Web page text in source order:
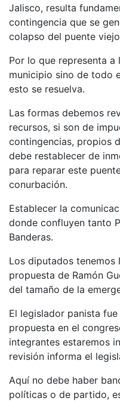
Jalisco, resulta
contingencia que se
colapso del puente
Por lo que representa
municipio sino de todo
esto se resuelva.
Las formas debemos
recursos, si son de
contingencias, propios
debe restablecer de
para reparar este
conurbación.
Establecer la
donde confluyen tanto
Banderas.
Los diputados tenemos
propuesta de Ramón
del tamaño de la
El legislador panista
propuesta en el
integrantes estaremos
revisión informa el
Aquí no debe haber
políticas o de partido,